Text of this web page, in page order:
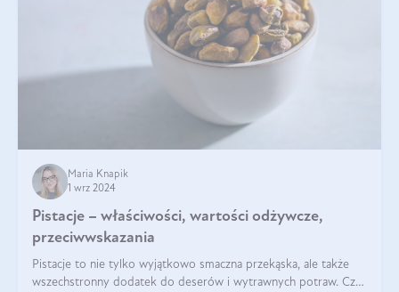
Maria Knapik
1 wrz 2024
Pistacje – właściwości, wartości odżywcze,
przeciwwskazania
Pistacje to nie tylko wyjątkowo smaczna przekąska, ale także
wszechstronny dodatek do deserów i wytrawnych potraw. Czy